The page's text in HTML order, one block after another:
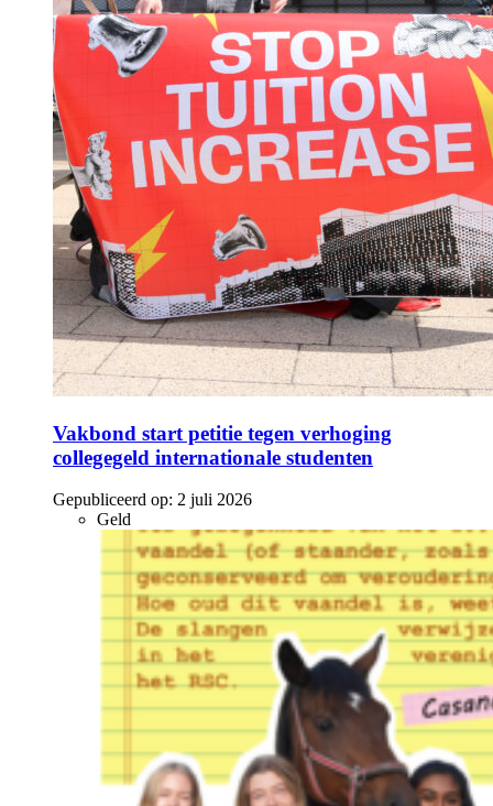
Vakbond start petitie tegen verhoging
collegegeld internationale studenten
Gepubliceerd op: 2 juli 2026
Geld